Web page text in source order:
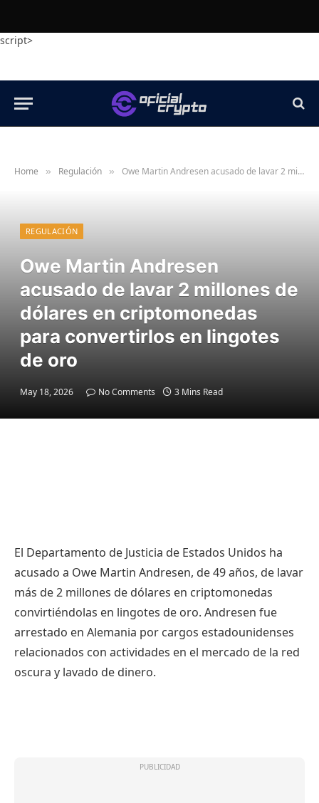
script>
Home » Regulación » Owe Martin Andresen acusado de lavar 2 millones de dólares en criptomonedas para convertirlos en lingotes de oro
REGULACIÓN
Owe Martin Andresen
acusado de lavar 2 millones de
dólares en criptomonedas
para convertirlos en lingotes
de oro
May 18, 2026 No Comments 3 Mins Read
El Departamento de Justicia de Estados Unidos ha
acusado a Owe Martin Andresen, de 49 años, de lavar
más de 2 millones de dólares en criptomonedas
convirtiéndolas en lingotes de oro. Andresen fue
arrestado en Alemania por cargos estadounidenses
relacionados con actividades en el mercado de la red
oscura y lavado de dinero.